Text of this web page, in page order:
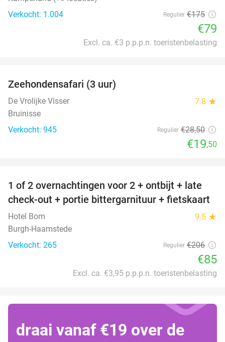
Verkocht: 1.004
Regulier €175
€79
Excl. ca. €3 p.p.p.n. toeristenbelasting
Zeehondensafari (3 uur)
De Vrolijke Visser 7.8 star
Bruinisse
Verkocht: 945
Regulier €28,50
€19,50
59%
1 of 2 overnachtingen voor 2 + ontbijt + late
check-out + portie bittergarnituur + fietskaart
Hotel Bom 9.5 star
Burgh-Haamstede
Verkocht: 265
Regulier €206
€85
Excl. ca. €3,95 p.p.p.n. toeristenbelasting
draai vanaf €19 over de